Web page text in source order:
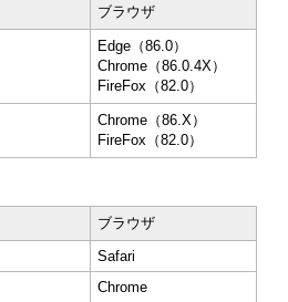
ブラウザ
Edge（86.0）
Chrome（86.0.4X）
FireFox（82.0）
Chrome（86.X）
FireFox（82.0）
ブラウザ
Safari
Chrome